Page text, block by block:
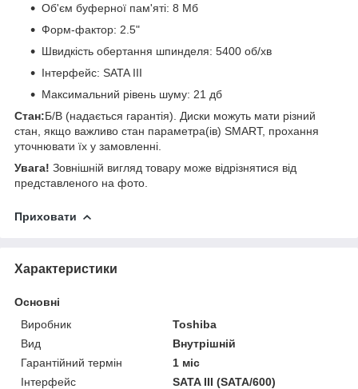
Об'єм буферної пам'яті: 8 Мб
Форм-фактор: 2.5"
Швидкість обертання шпинделя: 5400 об/хв
Інтерфейс: SATA ІІІ
Максимальний рівень шуму: 21 дб
Стан:Б/В (надається гарантія). Диски можуть мати різний
стан, якщо важливо стан параметра(ів) SMART, прохання
уточнювати їх у замовленні.
Увага! Зовнішній вигляд товару може відрізнятися від
представленого на фото.
Приховати
Характеристики
Основні
Виробник
Toshiba
Вид
Внутрішній
Гарантійний термін
1 міс
Інтерфейс
SATA III (SATA/600)